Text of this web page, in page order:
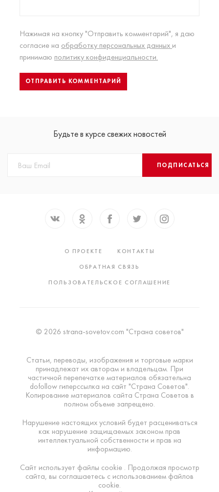
Нажимая на кнопку "Отправить комментарий", я даю
согласие на обработку персональных данных и
принимаю политику конфиденциальности.
Будьте в курсе свежих новостей
ПОДПИСАТЬСЯ
О ПРОЕКТЕ
КОНТАКТЫ
ОБРАТНАЯ СВЯЗЬ
ПОЛЬЗОВАТЕЛЬСКОЕ СОГЛАШЕНИЕ
© 2026 strana-sovetov.com "Страна советов"
Статьи, переводы, изображения и торговые марки
принадлежат их авторам и владельцам. При
частичной перепечатке материалов обязательна
dofollow гиперссылка на сайт "Страна Советов".
Копирование материалов сайта Страна Советов в
полном объеме запрещено.
Нарушение настоящих условий будет расцениваться
как нарушение защищаемых законом прав
интеллектуальной собственности и прав на
информацию.
Сайт использует файлы cookie . Продолжая просмотр
сайта, вы соглашаетесь с использованием файлов
cookie.